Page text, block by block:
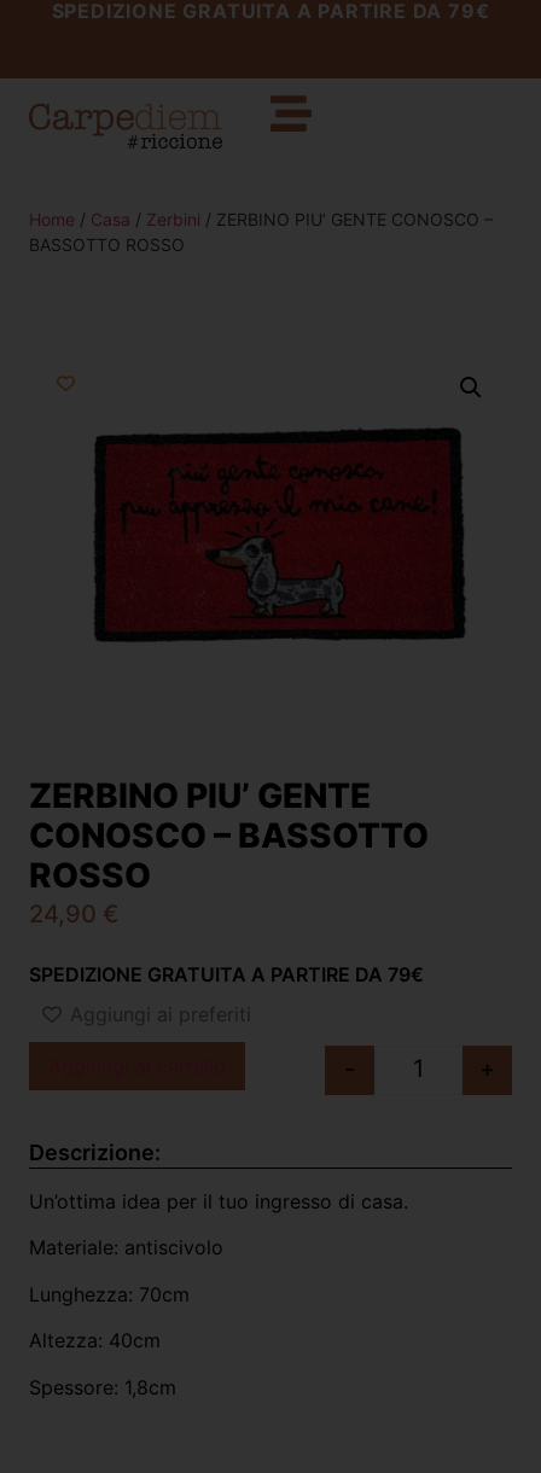
SPEDIZIONE GRATUITA A PARTIRE DA 79€
Home / Casa / Zerbini / ZERBINO PIU’ GENTE CONOSCO –
BASSOTTO ROSSO
ZERBINO PIU’ GENTE
CONOSCO – BASSOTTO
ROSSO
24,90 €
SPEDIZIONE GRATUITA A PARTIRE DA 79€
Aggiungi ai preferiti
- +
Descrizione:
Un’ottima idea per il tuo ingresso di casa.
Materiale: antiscivolo
Lunghezza: 70cm
Altezza: 40cm
Spessore: 1,8cm